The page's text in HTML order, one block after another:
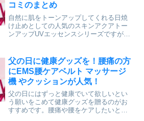
コミのまとめ
自然に肌をトーンアップしてくれる日焼
け止めとしての人気のスキンアクアトー
ンアップUVエッセンスシリーズですが、
か。↓４色の主な特色はこちらです。・ラ
ベンダー明るさ補正（...
父の日に健康グッズを！腰痛の方
にEMS腰ケアベルト マッサージ
機 やクッションが人気！
父の日にはずっと健康でいて欲しいとい
う願いをこめて健康グッズを贈るのがお
すすめです。腰痛や腰をケアしたいと思